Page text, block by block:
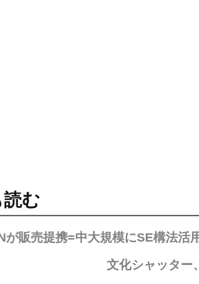
む
が販売提携=中大規模にSE構法活
文化シャッター